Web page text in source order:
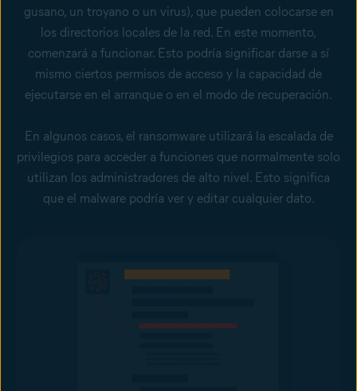
gusano, un troyano o un virus), que pueden colocarse en
los directorios locales de la red. En este momento,
comenzará a funcionar. Esto podría significar darse a sí
mismo ciertos permisos de acceso y la capacidad de
ejecutarse en el arranque o en el modo de recuperación.
En algunos casos, el ransomware utilizará la escalada de
privilegios para acceder a funciones que normalmente solo
utilizan los administradores de alto nivel. Esto significa
que el malware podría ver y editar cualquier dato.